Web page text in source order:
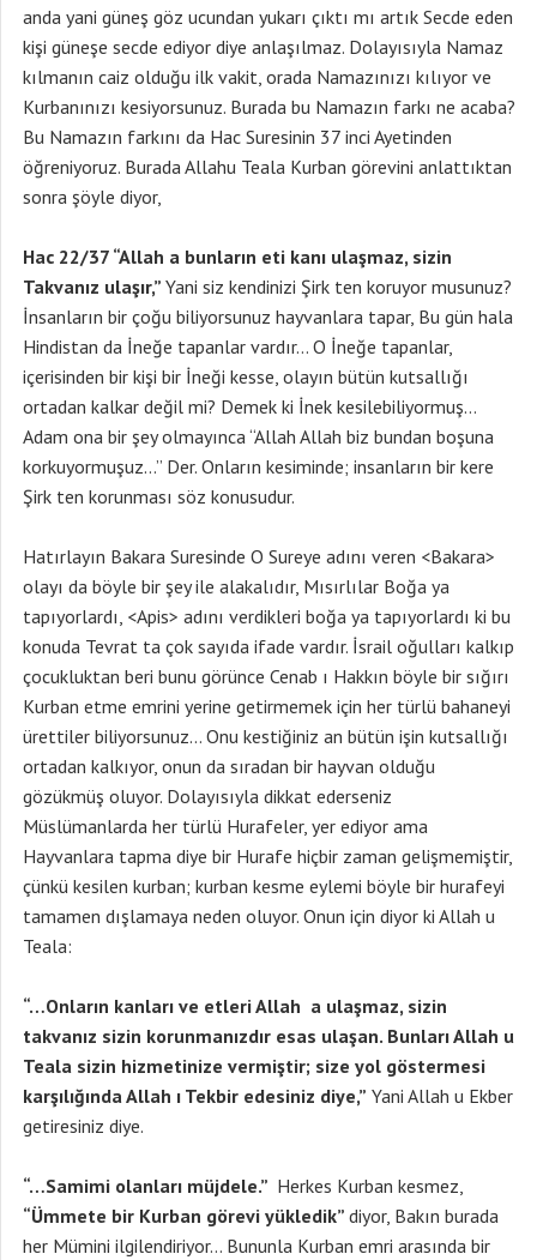
anda yani güneş göz ucundan yukarı çıktı mı artık Secde eden
kişi güneşe secde ediyor diye anlaşılmaz. Dolayısıyla Namaz
kılmanın caiz olduğu ilk vakit, orada Namazınızı kılıyor ve
Kurbanınızı kesiyorsunuz. Burada bu Namazın farkı ne acaba?
Bu Namazın farkını da Hac Suresinin 37 inci Ayetinden
öğreniyoruz. Burada Allahu Teala Kurban görevini anlattıktan
sonra şöyle diyor,
Hac 22/37 “Allah a bunların eti kanı ulaşmaz, sizin
Takvanız ulaşır,” Yani siz kendinizi Şirk ten koruyor musunuz?
İnsanların bir çoğu biliyorsunuz hayvanlara tapar, Bu gün hala
Hindistan da İneğe tapanlar vardır… O İneğe tapanlar,
içerisinden bir kişi bir İneği kesse, olayın bütün kutsallığı
ortadan kalkar değil mi? Demek ki İnek kesilebiliyormuş…
Adam ona bir şey olmayınca “Allah Allah biz bundan boşuna
korkuyormuşuz…” Der. Onların kesiminde; insanların bir kere
Şirk ten korunması söz konusudur.
Hatırlayın Bakara Suresinde O Sureye adını veren <Bakara>
olayı da böyle bir şey ile alakalıdır, Mısırlılar Boğa ya
tapıyorlardı, <Apis> adını verdikleri boğa ya tapıyorlardı ki bu
konuda Tevrat ta çok sayıda ifade vardır. İsrail oğulları kalkıp
çocukluktan beri bunu görünce Cenab ı Hakkın böyle bir sığırı
Kurban etme emrini yerine getirmemek için her türlü bahaneyi
ürettiler biliyorsunuz… Onu kestiğiniz an bütün işin kutsallığı
ortadan kalkıyor, onun da sıradan bir hayvan olduğu
gözükmüş oluyor. Dolayısıyla dikkat ederseniz
Müslümanlarda her türlü Hurafeler, yer ediyor ama
Hayvanlara tapma diye bir Hurafe hiçbir zaman gelişmemiştir,
çünkü kesilen kurban; kurban kesme eylemi böyle bir hurafeyi
tamamen dışlamaya neden oluyor. Onun için diyor ki Allah u
Teala:
“…Onların kanları ve etleri Allah a ulaşmaz, sizin
takvanız sizin korunmanızdır esas ulaşan. Bunları Allah u
Teala sizin hizmetinize vermiştir; size yol göstermesi
karşılığında Allah ı Tekbir edesiniz diye,” Yani Allah u Ekber
getiresiniz diye.
“…Samimi olanları müjdele.” Herkes Kurban kesmez,
“Ümmete bir Kurban görevi yükledik” diyor, Bakın burada
her Mümini ilgilendiriyor… Bununla Kurban emri arasında bir